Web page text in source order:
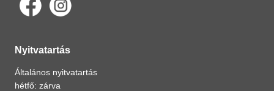
Nyitvatartás
Általános nyitvatartás
hétfő: zárva